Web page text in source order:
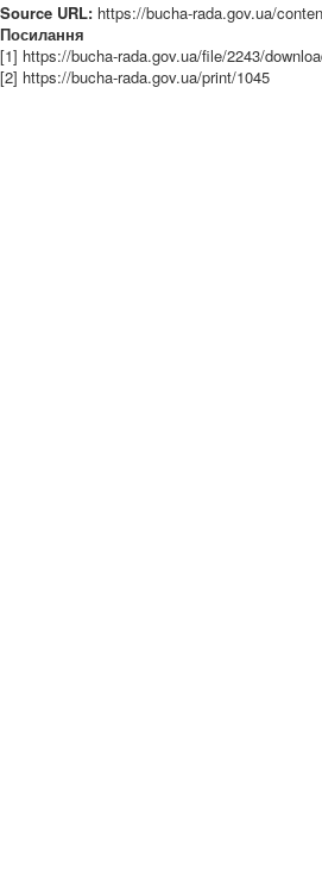
Source URL: https://bucha-rada.gov.ua/
Посилання
[1] https://bucha-rada.gov.ua/file/2243/
[2] https://bucha-rada.gov.ua/print/1045